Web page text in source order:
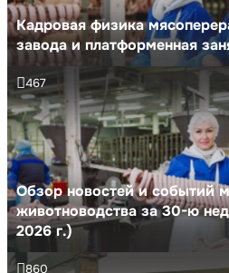
Кадровая физика
завода и платформенная
Обзор новостей и событий
животноводства за 30-ю
2026 г.)
467
860